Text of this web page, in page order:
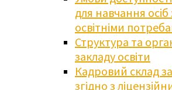
для навчання
освітніми
Структура та
закладу освіти
Кадровий склад
згідно з